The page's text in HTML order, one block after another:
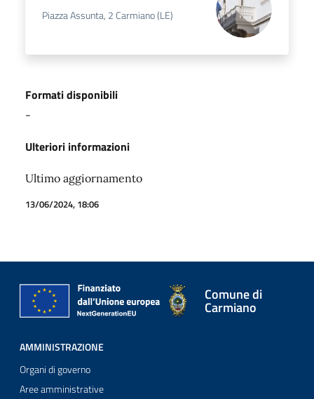
Piazza Assunta, 2 Carmiano (LE)
Formati disponibili
-
Ulteriori informazioni
Ultimo aggiornamento
13/06/2024, 18:06
Comune di
Carmiano
AMMINISTRAZIONE
Organi di governo
Aree amministrative